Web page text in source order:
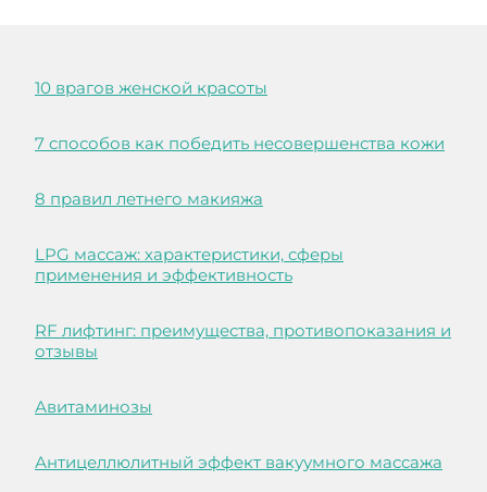
10 врагов женской красоты
7 способов как победить несовершенства кожи
8 правил летнего макияжа
LPG массаж: характеристики, сферы
применения и эффективность
RF лифтинг: преимущества, противопоказания и
отзывы
Авитаминозы
Антицеллюлитный эффект вакуумного массажа